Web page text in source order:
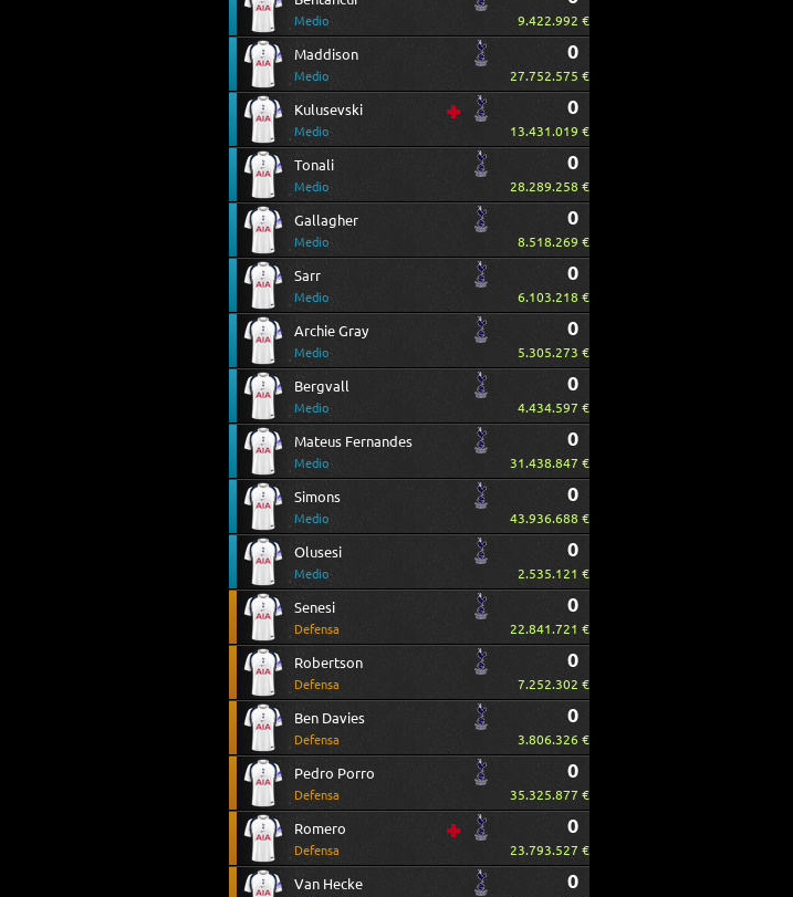
Medio 9.422.992 €
Maddison
Medio
0
27.752.575 €
Kulusevski
Medio
0
13.431.019 €
Tonali
Medio
0
28.289.258 €
Gallagher
Medio
0
8.518.269 €
Sarr
Medio
0
6.103.218 €
Archie Gray
Medio
0
5.305.273 €
Bergvall
Medio
0
4.434.597 €
Mateus Fernandes
Medio
0
31.438.847 €
Simons
Medio
0
43.936.688 €
Olusesi
Medio
0
2.535.121 €
Senesi
Defensa
0
22.841.721 €
Robertson
Defensa
0
7.252.302 €
Ben Davies
Defensa
0
3.806.326 €
Pedro Porro
Defensa
0
35.325.877 €
Romero
Defensa
0
23.793.527 €
Van Hecke 0